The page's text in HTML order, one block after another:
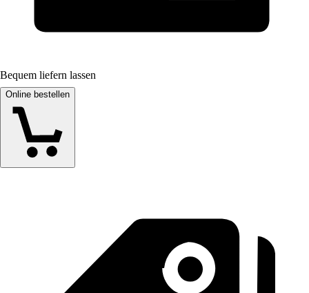
Bequem liefern lassen
Online bestellen